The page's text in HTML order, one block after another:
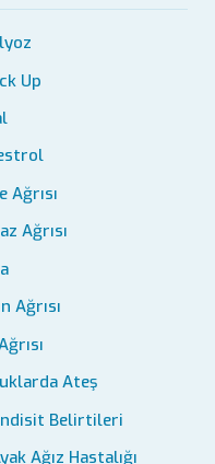
Up
Ağrısı
Ağrısı
Ağrısı
Ateş
Belirtileri
Ağız Hastalığı